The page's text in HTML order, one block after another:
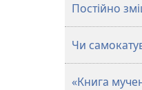
Постійно
Чи
«Книга